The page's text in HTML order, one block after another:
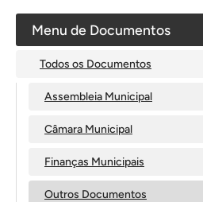
Menu de Documentos
Todos os Documentos
Assembleia Municipal
Câmara Municipal
Finanças Municipais
Outros Documentos